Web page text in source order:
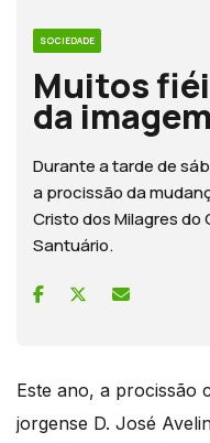
SOCIEDADE
Muitos
da
Durante a tarde de
a procissão da
Cristo dos Milagres
Santuário.
Este ano, a procissão
jorgense D. José